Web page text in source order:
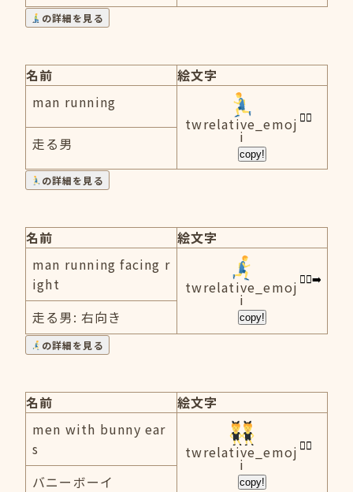
の詳細を見る
名前
絵文字
man running
twrelative_emoj
i
copy!
走る男
の詳細を見る
名前
絵文字
man running facing r
ight
twrelative_emoj
i
copy!
走る男: 右向き
の詳細を見る
名前
絵文字
men with bunny ear
s
twrelative_emoj
i
copy!
バニーボーイ